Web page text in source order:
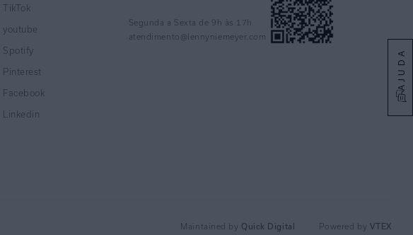
AJUDA
TikTok
youtube
Spotify
Pinterest
Facebook
Linkedin
Segunda a Sexta de 9h às 17h
atendimento@lennyniemeyer.com
Maintained by Quick Digital Powered by VTEX